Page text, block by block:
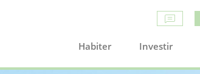
Habiter Investir